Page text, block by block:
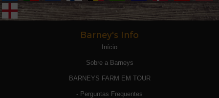
Barney's Info
Início
Sobre a Barneys
BARNEYS FARM EM TOUR
- Perguntas Frequentes